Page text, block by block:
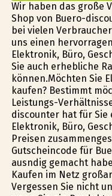
Wir haben das große
Shop von Buero-
bei vielen
uns einen
Elektronik, Büro,
Sie auch erhebliche
können.Möchten Sie
kaufen? Bestimmt
Leistungs-
discounter hat für Sie
Elektronik, Büro,
Preisen
Gutscheincode für
ausfindig gemacht
Kaufen im Netz
Vergessen Sie nicht